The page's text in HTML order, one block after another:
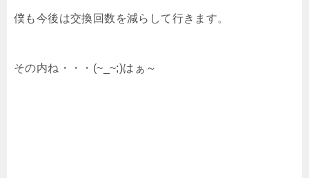
僕も今後は交換回数を減らして行きます。
その内ね・・・(~_~;)はぁ～